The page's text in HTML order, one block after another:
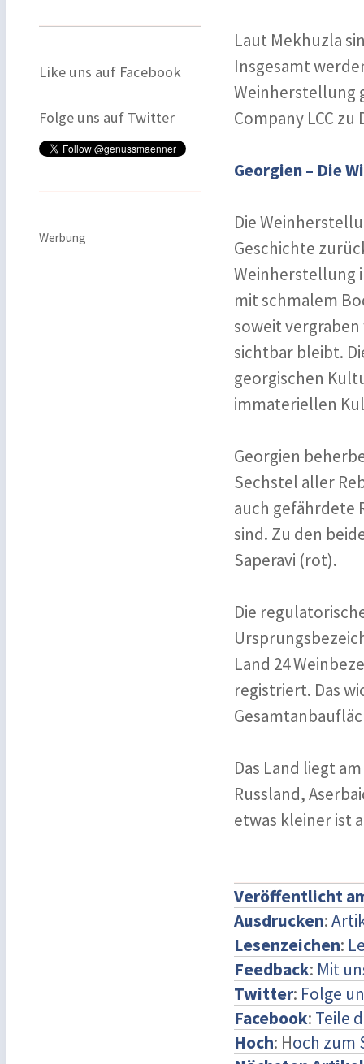
Like uns auf Facebook
Folge uns auf Twitter
Werbung
Laut Mekhuzla
Insgesamt
Weinherstellung
Company LCC
Georgien – Die
Die
Geschichte
Weinherstellung
mit schmalem
soweit vergraben
sichtbar bleibt.
georgischen
immateriellen
Georgien
Sechstel aller
auch gefährdete
sind. Zu den
Saperavi (rot).
Die
Land 24
registriert. Das
Das Land liegt
Russland,
etwas kleiner ist
Veröffentlicht
Ausdrucken:
Lesenzeichen:
Feedback: Mit
Twitter: Folge
Facebook: Teile
Hoch: Hoch zum